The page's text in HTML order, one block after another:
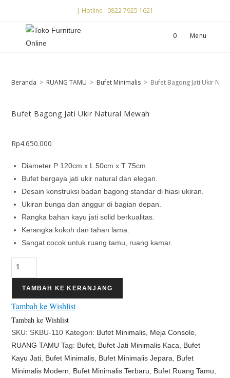
| Hotline : 0822 7925 1621
0 Menu
Beranda > RUANG TAMU > Bufet Minimalis > Bufet Bagong Jati Ukir
Bufet Bagong Jati Ukir Natural Mewah
Rp4.650.000
Diameter P 120cm x L 50cm x T 75cm.
Bufet bergaya jati ukir natural dan elegan.
Desain konstruksi badan bagong standar di hiasi ukiran.
Ukiran bunga dan anggur di bagian depan.
Rangka bahan kayu jati solid berkualitas.
Kerangka kokoh dan tahan lama.
Sangat cocok untuk ruang tamu, ruang kamar.
Kuantitas
Bufet
Bagong
Jati
TAMBAH KE KERANJANG
Tambah ke Wishlist
Tambah ke Wishlist
SKU: SKBU-110 Kategori: Bufet Minimalis Meja Console
RUANG TAMU Tag: Bufet Bufet Jati Minimalis Kaca
Bufet
Kayu Jati Bufet Minimalis Bufet Minimalis Jepara
Bufet
Minimalis Modern
Bufet Minimalis Terbaru Bufet Ruang Tamu